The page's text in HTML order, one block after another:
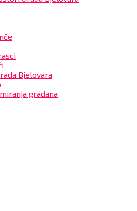
Bjelovara
građana